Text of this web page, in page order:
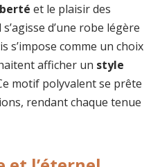
et le plaisir des
d’une robe légère
s’impose comme un choix
afficher un style
motif polyvalent se prête
rendant chaque tenue